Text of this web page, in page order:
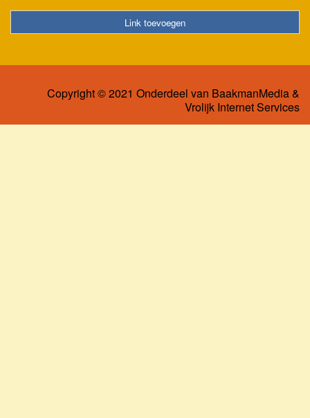
Link toevoegen
Copyright © 2021 Onderdeel van BaakmanMedia&
Vrolijk Internet Services